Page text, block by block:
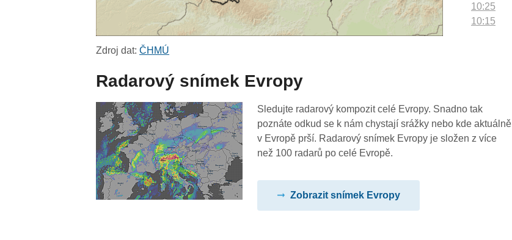
10:25
10:15
09:15
09:05
08:55
Zdroj dat:ČHMÚ
Radarový snímek Evropy
Sledujte radarový kompozit celé Evropy. Snadno tak
poznáte odkud se k nám chystají srážky nebo kde aktuálně
v Evropě prší. Radarový snímek Evropy je složen z více
než 100 radarů po celé Evropě.
Zobrazit snímek Evropy